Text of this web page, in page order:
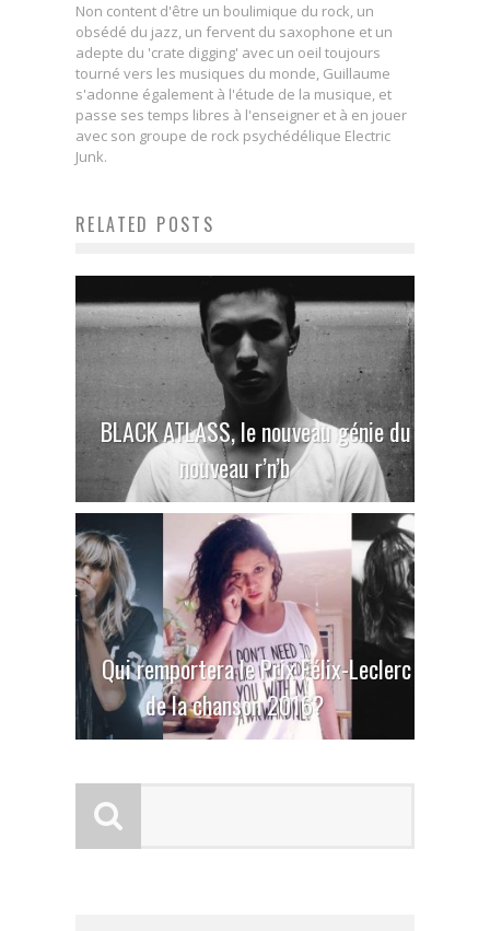
Non content d'être un boulimique du rock, un
obsédé du jazz, un fervent du saxophone et un
adepte du 'crate digging' avec un oeil toujours
tourné vers les musiques du monde, Guillaume
s'adonne également à l'étude de la musique, et
passe ses temps libres à l'enseigner et à en jouer
avec son groupe de rock psychédélique Electric
Junk.
RELATED POSTS
BLACK ATLASS, le nouveau génie du
nouveau r’n’b
Qui remportera le Prix Félix-Leclerc
de la chanson 2016?